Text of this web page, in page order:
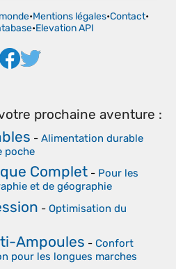
•Mentions légales•Contact•
•Elevation API
prochaine aventure :
- Alimentation durable
poche
Complet - Pour les
et de géographie
- Optimisation du
Ampoules - Confort
pour les longues marches